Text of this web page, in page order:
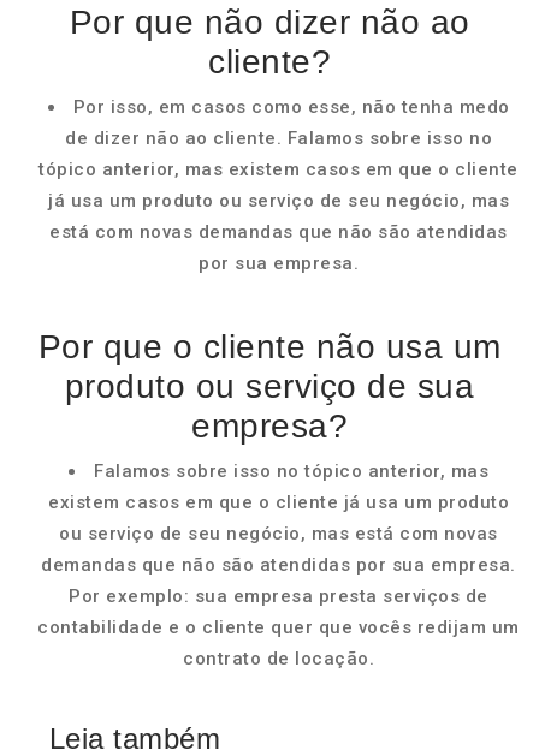
Por que não dizer não ao
cliente?
Por isso, em casos como esse, não tenha medo
de dizer não ao cliente. Falamos sobre isso no
tópico anterior, mas existem casos em que o cliente
já usa um produto ou serviço de seu negócio, mas
está com novas demandas que não são atendidas
por sua empresa.
Por que o cliente não usa um
produto ou serviço de sua
empresa?
Falamos sobre isso no tópico anterior, mas
existem casos em que o cliente já usa um produto
ou serviço de seu negócio, mas está com novas
demandas que não são atendidas por sua empresa.
Por exemplo: sua empresa presta serviços de
contabilidade e o cliente quer que vocês redijam um
contrato de locação.
Leia também